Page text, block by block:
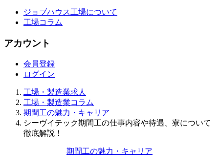
ジョブハウス工場について
工場コラム
アカウント
会員登録
ログイン
工場・製造業求人
工場・製造業コラム
期間工の魅力・キャリア
シーヴイテック期間工の仕事内容や待遇、寮について
徹底解説！
期間工の魅力・キャリア